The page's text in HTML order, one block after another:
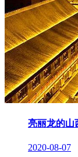
亮丽龙的山
2020-08-07